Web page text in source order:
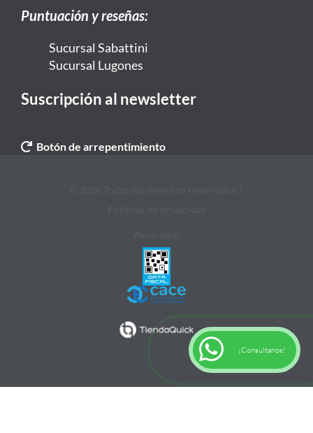
Puntuación y reseñas:
Sucursal Sabattini
Sucursal Lugones
Suscripción al newsletter
Botón de arrepentimiento
¡Consultanos!